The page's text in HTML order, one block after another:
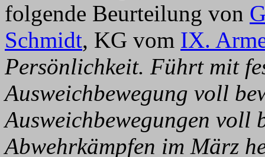
folgende Beurteilung von
Schmidt, KG vom IX.
Persönlichkeit. Führt mit
Ausweichbewegung voll
Ausweichbewegungen voll
Abwehrkämpfen im März